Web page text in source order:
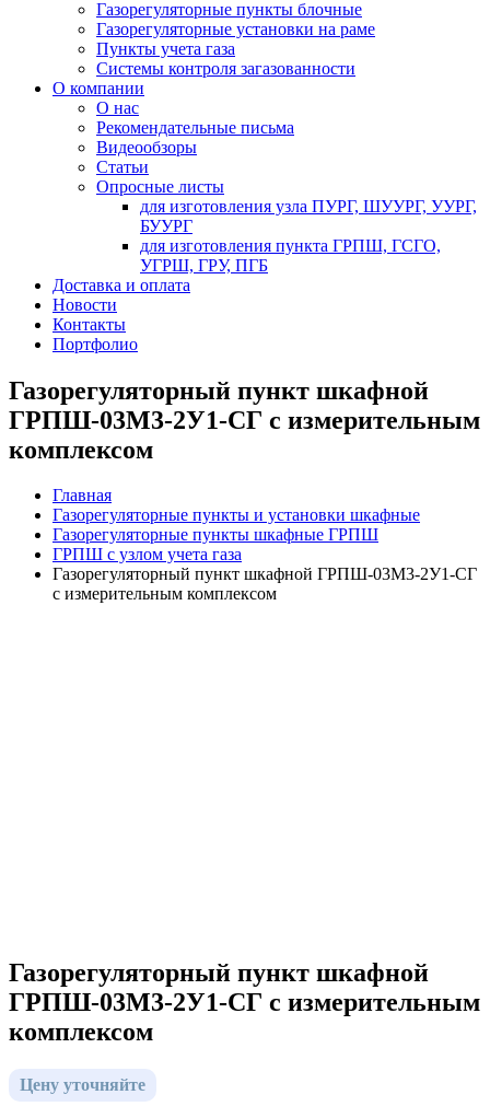
Газорегуляторные пункты блочные
Газорегуляторные установки на раме
Пункты учета газа
Системы контроля загазованности
О компании
О нас
Рекомендательные письма
Видеообзоры
Статьи
Опросные листы
для изготовления узла ПУРГ, ШУУРГ, УУРГ,
БУУРГ
для изготовления пункта ГРПШ, ГСГО,
УГРШ, ГРУ, ПГБ
Доставка и оплата
Новости
Контакты
Портфолио
Газорегуляторный пункт шкафной
ГРПШ-03М3-2У1-СГ с измерительным
комплексом
Главная
Газорегуляторные пункты и установки шкафные
Газорегуляторные пункты шкафные ГРПШ
ГРПШ с узлом учета газа
Газорегуляторный пункт шкафной ГРПШ-03М3-2У1-СГ
с измерительным комплексом
Газорегуляторный пункт шкафной
ГРПШ-03М3-2У1-СГ с измерительным
комплексом
Цену уточняйте